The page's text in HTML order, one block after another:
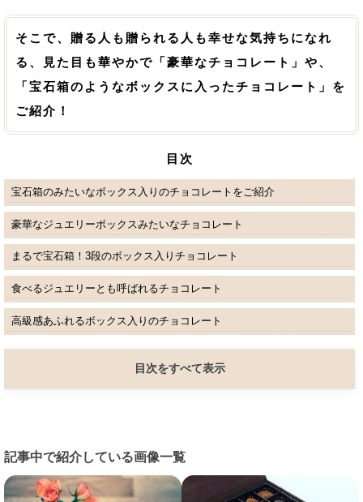
そこで、贈る人も贈られる人も幸せな気持ちになれ
る、見た目も華やかで「豪華なチョコレート」や、
「宝石箱のようなボックスに入ったチョコレート」を
ご紹介！
目次
宝石箱のみたいなボックス入りのチョコレートをご紹介
豪華なジュエリーボックスみたいなチョコレート
まるで宝石箱！3段のボックス入りチョコレート
食べるジュエリーとも呼ばれるチョコレート
高級感あふれるボックス入りのチョコレート
目次をすべて表示
記事中で紹介している画像一覧